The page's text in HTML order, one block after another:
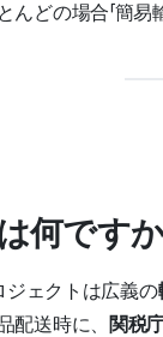
んどの場合「簡
何です
ジェクトは広義の
配送時に、
関税